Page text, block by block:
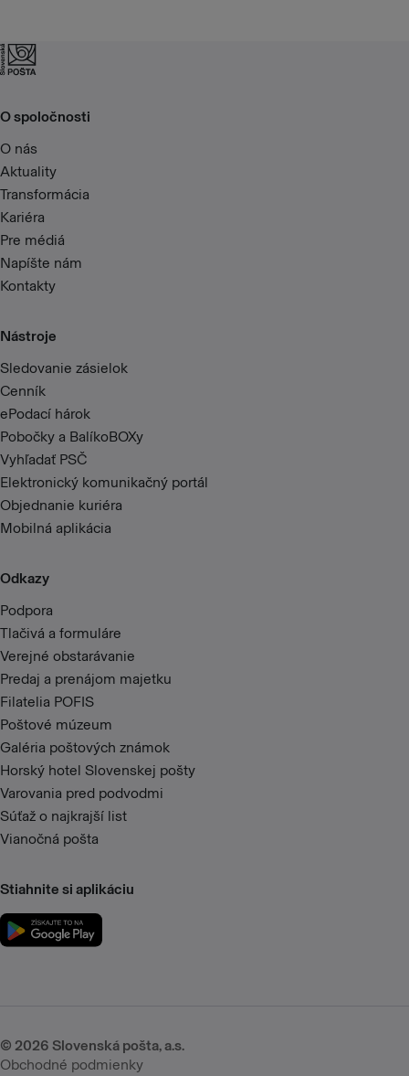
O spoločnosti
O nás
Aktuality
Transformácia
Kariéra
Pre médiá
Napíšte nám
Kontakty
Nástroje
Sledovanie zásielok
Cenník
ePodací hárok
Pobočky a BalíkoBOXy
Vyhľadať PSČ
Elektronický komunikačný portál
Objednanie kuriéra
Mobilná aplikácia
Odkazy
Podpora
Tlačivá a formuláre
Verejné obstarávanie
Predaj a prenájom majetku
Filatelia POFIS
Poštové múzeum
Galéria poštových známok
Horský hotel Slovenskej pošty
Varovania pred podvodmi
Súťaž o najkrajší list
Vianočná pošta
Stiahnite si aplikáciu
© 2026 Slovenská pošta, a.s.
Obchodné podmienky